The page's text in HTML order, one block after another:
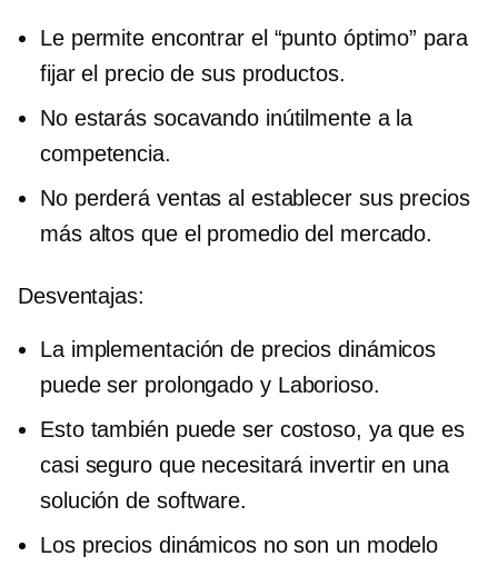
Le permite encontrar el “punto óptimo” para
fijar el precio de sus productos.
No estarás socavando inútilmente a la
competencia.
No perderá ventas al establecer sus precios
más altos que el promedio del mercado.
Desventajas:
La implementación de precios dinámicos
puede ser prolongado y Laborioso.
Esto también puede ser costoso, ya que es
casi seguro que necesitará invertir en una
solución de software.
Los precios dinámicos no son un modelo